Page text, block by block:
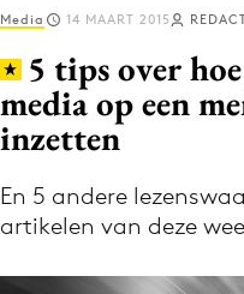
Log in
Volg het laatste
Media 14 MAART 2015
5 tips over
media op een
inzetten
En 5 andere
artikelen van deze